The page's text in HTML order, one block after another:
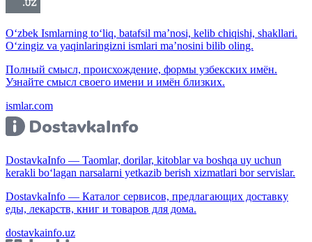
O‘zbek Ismlarning to‘liq, batafsil ma’nosi, kelib chiqishi, shakllari.
O‘zingiz va yaqinlaringizni ismlari ma’nosini bilib oling.
Полный смысл, происхождение, формы узбекских имён.
Узнайте смысл своего имени и имён близких.
ismlar.com
DostavkaInfo — Taomlar, dorilar, kitoblar va boshqa uy uchun
kerakli bo‘lagan narsalarni yetkazib berish xizmatlari bor servislar.
DostavkaInfo — Каталог сервисов, предлагающих доставку
еды, лекарств, книг и товаров для дома.
dostavkainfo.uz